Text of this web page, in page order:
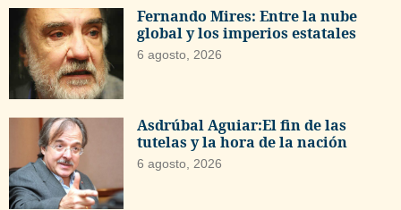
Fernando Mires: Entre la nube
global y los imperios estatales
6 agosto, 2026
Asdrúbal Aguiar:El fin de las
tutelas y la hora de la nación
6 agosto, 2026